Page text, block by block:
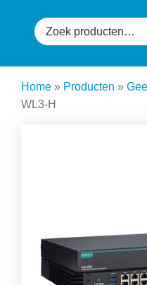
Zoeken
naar:
Home » Producten »
WL3-H